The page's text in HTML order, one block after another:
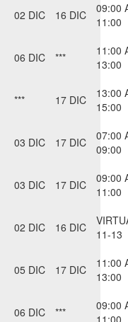
02 DIC 16 DIC
09:00
11:00
06 DIC ***
11:00
13:00
*** 17 DIC
13:00
15:00
03 DIC 17 DIC
07:00
09:00
03 DIC 17 DIC
09:00
11:00
02 DIC 16 DIC
11-13
05 DIC 17 DIC
11:00
13:00
06 DIC ***
09:00